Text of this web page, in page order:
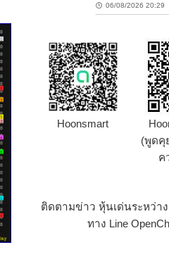
06/08/2026 20:29
Hoonsmart
(พูดคุ
ค
ติดตามข่าว หุ้นเด่นระหว่า
ทาง Line